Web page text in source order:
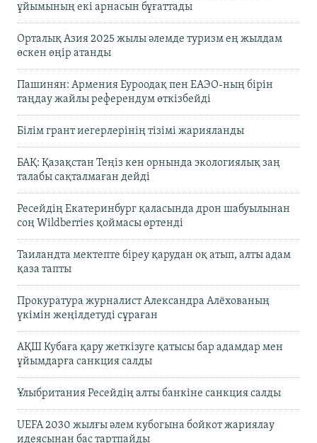
ұйымының екі арнасын бұғаттады
Орталық Азия 2025 жылы әлемде туризм ең жылдам
өскен өңір атанды
Пашинян: Армения Еуроодақ пен ЕАЭО-ның бірін
таңдау жайлы референдум өткізбейді
Білім грант иегерлерінің тізімі жарияланды
БАҚ: Қазақстан Теңіз кен орнында экологиялық заң
талабы сақталмаған дейді
Ресейдің Екатеринбург қаласында дрон шабуылынан
соң Wildberries қоймасы өртенді
Таиландта мектепте біреу қарудан оқ атып, алты адам
қаза тапты
Прокуратура журналист Александра Алёхованың
үкімін жеңілдетуді сұраған
АҚШ Кубаға қару жеткізуге қатысы бар адамдар мен
ұйымдарға санкция салды
Ұлыбритания Ресейдің алты банкіне санкция салды
UEFA 2030 жылғы әлем кубогына бойкот жариялау
идеясынан бас тартпайды